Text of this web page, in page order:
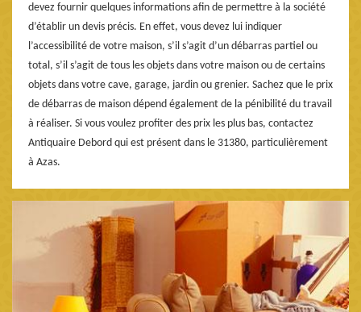
devez fournir quelques informations afin de permettre à la société
d’établir un devis précis. En effet, vous devez lui indiquer
l’accessibilité de votre maison, s’il s’agit d’un débarras partiel ou
total, s’il s’agit de tous les objets dans votre maison ou de certains
objets dans votre cave, garage, jardin ou grenier. Sachez que le prix
de débarras de maison dépend également de la pénibilité du travail
à réaliser. Si vous voulez profiter des prix les plus bas, contactez
Antiquaire Debord qui est présent dans le 31380, particulièrement
à Azas.